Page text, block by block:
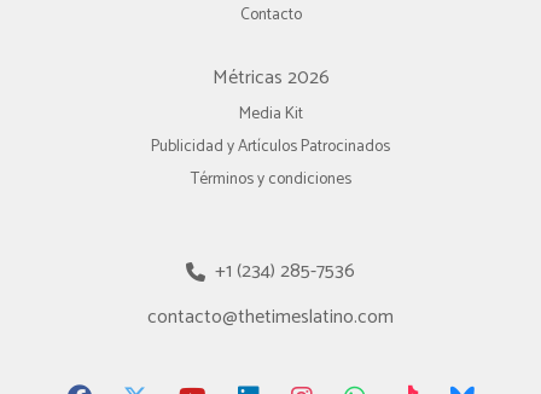
Contacto
Métricas 2026
Media Kit
Publicidad y Artículos Patrocinados
Términos y condiciones
+1 (234) 285-7536
contacto@thetimeslatino.com